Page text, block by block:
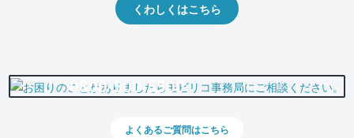
くわしくはこちら
0800-500-5500
よくあるご質問はこちら